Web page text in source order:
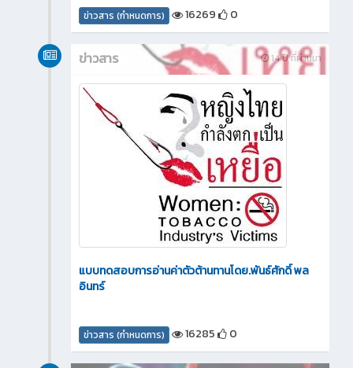
ข่าวสาร (กำหนดการ) 16269 0
14 ปี ที่ผ่านมา
ข่าวสาร
แบบทดสอบการอ่านค่าตัวต้านทานโดย.พันธ์ศักดิ์ พล
อินทร์
ข่าวสาร (กำหนดการ) 16285 0